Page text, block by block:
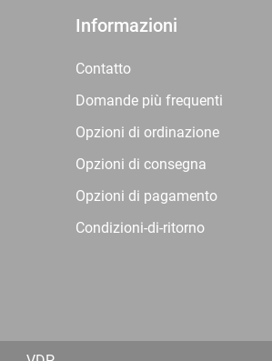
Informazioni
Contatto
Domande più frequenti
Opzioni di ordinazione
Opzioni di consegna
Opzioni di pagamento
Condizioni-di-ritorno